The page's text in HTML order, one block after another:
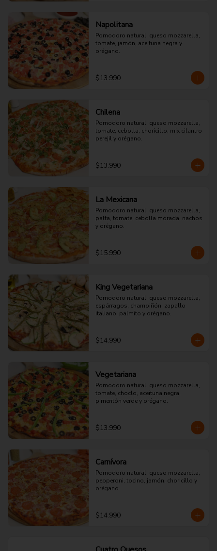
Napolitana
Pomodoro natural, queso mozzarella,
tomate, jamón, aceituna negra y
orégano.
$13.990
Chilena
Pomodoro natural, queso mozzarella,
tomate, cebolla, choricillo, mix cilantro
perejil y orégano.
$13.990
La Mexicana
Pomodoro natural, queso mozzarella,
palta, tomate, cebolla morada, nachos
y orégano.
$15.990
King Vegetariana
Pomodoro natural, queso mozzarella,
espárragos, champiñón, zapallo
italiano, palmito y orégano.
$14.990
Vegetariana
Pomodoro natural, queso mozzarella,
tomate, choclo, aceituna negra,
pimentón verde y orégano.
$13.990
Carnívora
Pomodoro natural, queso mozzarella,
pepperoni, tocino, jamón, choricillo y
orégano.
$14.990